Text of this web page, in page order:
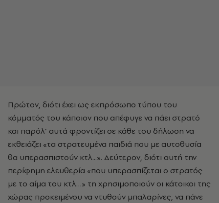
Πρώτον, διότι έχει ως εκπρόσωπο τύπου του
κόμματός του κάποιον που απέφυγε να πάει στρατό
και παρόλ’ αυτά φροντίζει σε κάθε του δήλωση να
εκθειάζει «τα στρατευμένα παιδιά που με αυτοθυσία
θα υπερασπιστούν κτλ...». Δεύτερον, διότι αυτή την
περίφημη ελευθερία «που υπερασπίζεται ο στρατός
με το αίμα του κτλ…» τη χρησιμοποιούν οι κάτοικοι της
χώρας προκειμένου να ντυθούν μπαλαρίνες, να πάνε